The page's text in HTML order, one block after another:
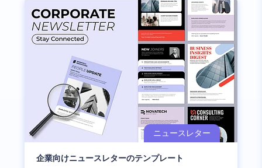
企業向けニュースレターのテンプレート